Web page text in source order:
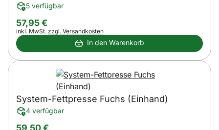
5 verfügbar
57,95€
Steuerhinweis:
inkl. MwSt. zzgl. Versandkosten
In den Warenkorb
System-Fettpresse Fuchs (Einhand)
4 verfügbar
59,50€